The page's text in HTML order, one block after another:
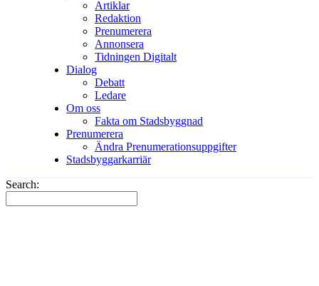
Artiklar
Redaktion
Prenumerera
Annonsera
Tidningen Digitalt
Dialog
Debatt
Ledare
Om oss
Fakta om Stadsbyggnad
Prenumerera
Ändra Prenumerationsuppgifter
Stadsbyggarkarriär
Search: